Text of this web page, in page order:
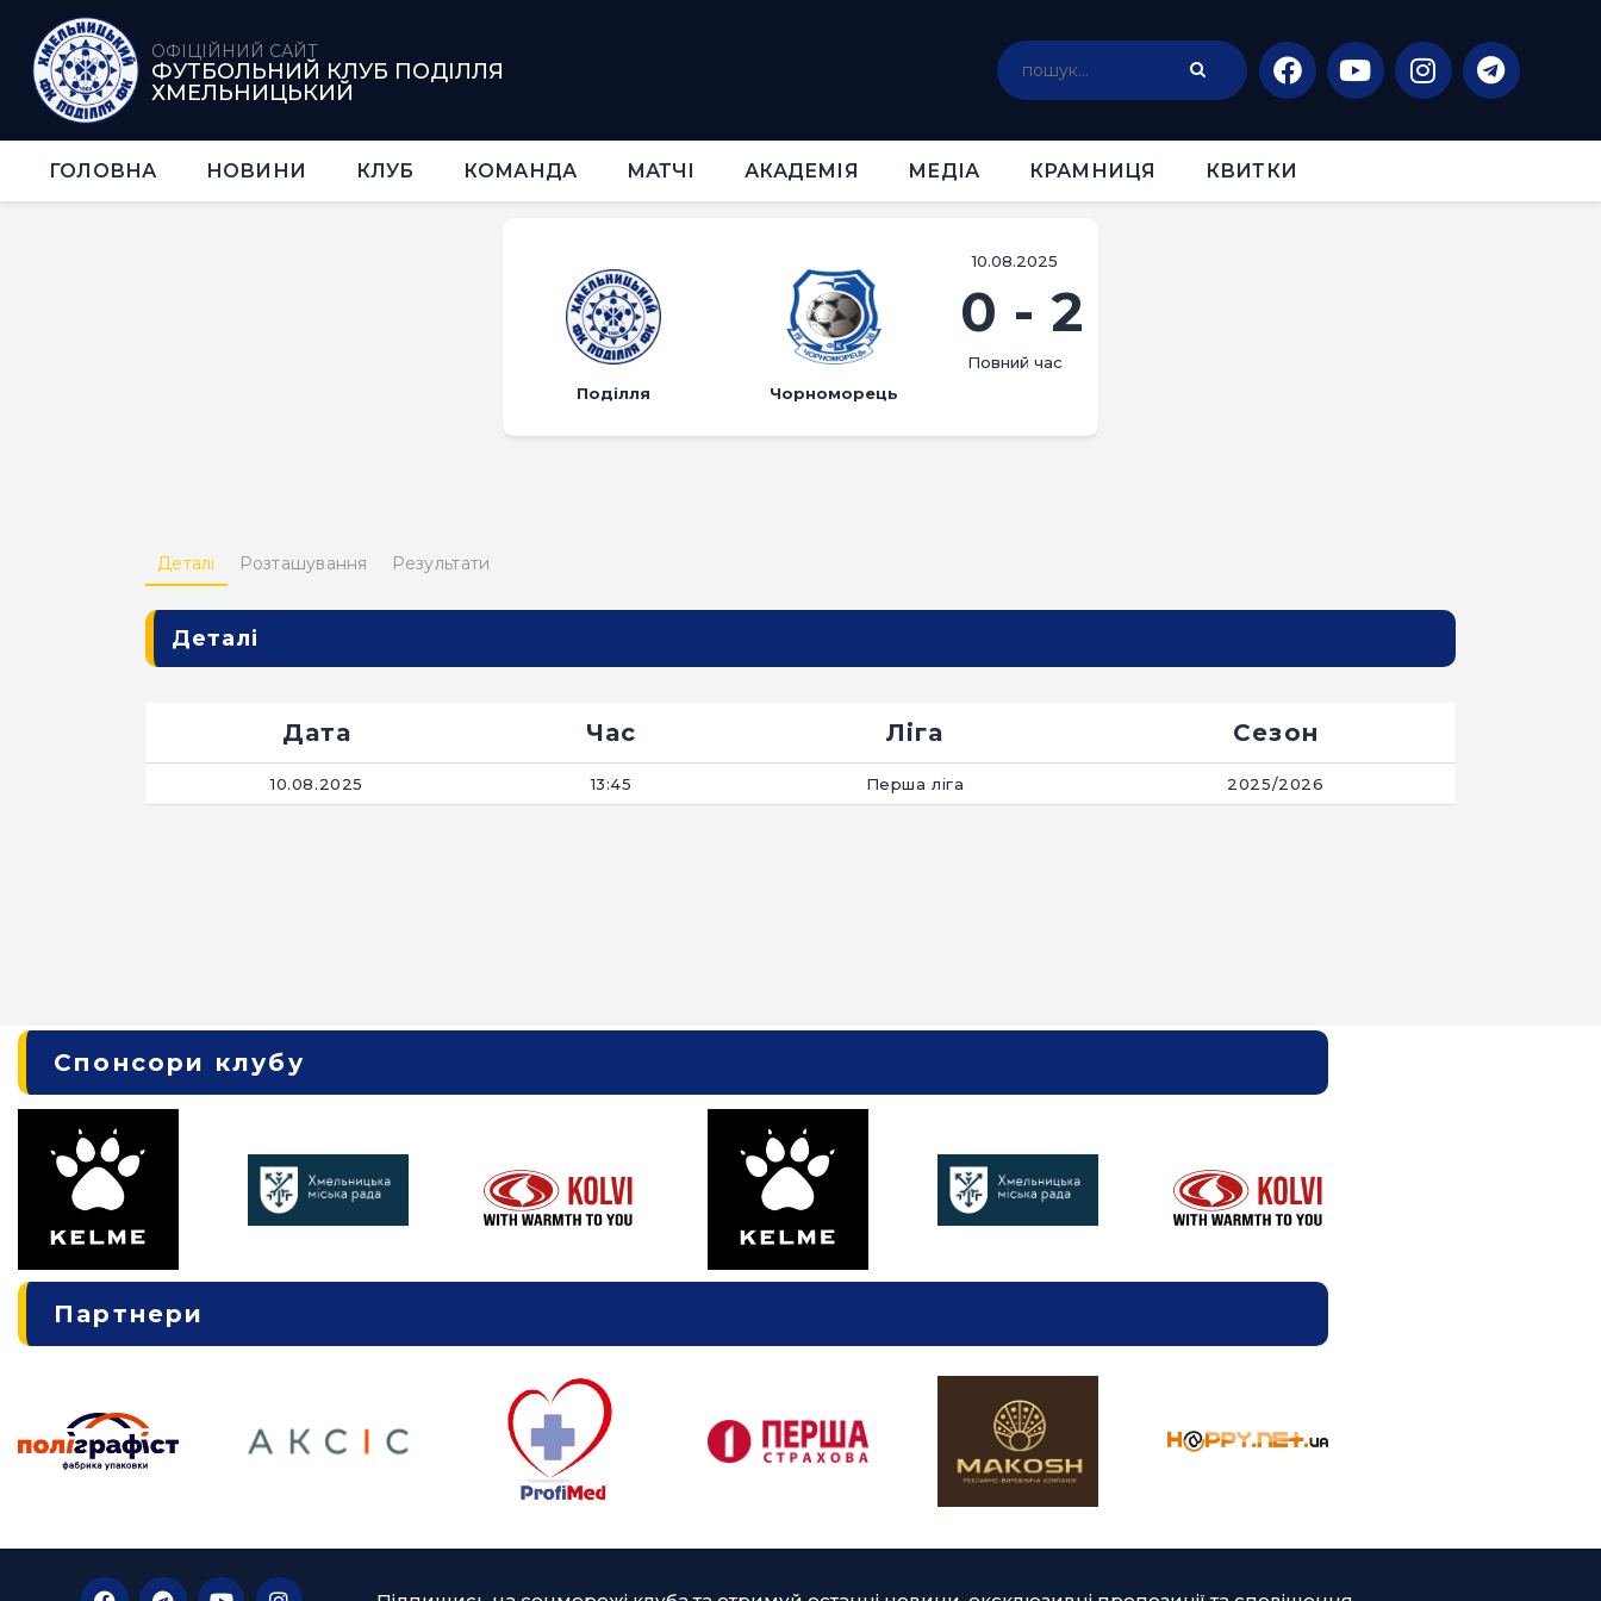
ОФІЦІЙНИЙ САЙТ
ФУТБОЛЬНИЙ КЛУБ ПОДІЛЛЯ
ХМЕЛЬНИЦЬКИЙ
ГОЛОВНА НОВИНИ КЛУБ КОМАНДА МАТЧІ АКАДЕМІЯ МЕДІА КРАМНИЦЯ КВИТКИ
КОМАНДА
МАТЧІ
МЕДІА
КРАМНИЦЯ
КВИТКИ
Поділля Чорноморець
10.08.2025
0 - 2
Повний час
Деталі Розташування Результати
Деталі
Дата Час Ліга Сезон
10.08.2025 13:45 Перша ліга 2025/2026
Спонсори клубу
Партнери